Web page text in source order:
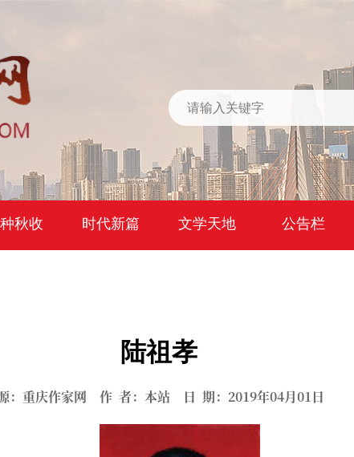
秋收 时代新篇 文学天地 公告栏
陆祖孝
：重庆作家网 作 者：本站 日 期：2019年04月01日